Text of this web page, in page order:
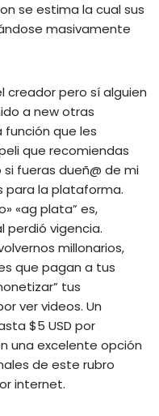
se estima la cual sus
masivamente
creador pero sí alguien
a new otras
función que les
que recomiendas
fueras dueñ@ de mi
para la plataforma.
«ag plata” es,
perdió vigencia.
millonarios,
que pagan a tus
tus
ver videos. Un
$5 USD por
una excelente opción
de este rubro
internet.